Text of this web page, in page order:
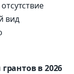
вид
в 2026